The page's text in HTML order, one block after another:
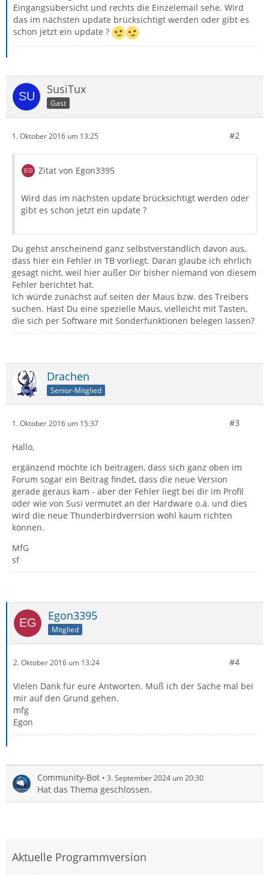
Eingangsübersicht und rechts die Einzelemail sehe. Wird
das im nächsten update brücksichtigt werden oder gibt es
schon jetzt ein update ?
SusiTux
Gast
1. Oktober 2016 um 13:25 #2
Zitat von Egon3395
Wird das im nächsten update brücksichtigt werden oder
gibt es schon jetzt ein update ?
Du gehst anscheinend ganz selbstverständlich davon aus,
dass hier ein Fehler in TB vorliegt. Daran glaube ich ehrlich
gesagt nicht, weil hier außer Dir bisher niemand von diesem
Fehler berichtet hat.
Ich würde zunächst auf seiten der Maus bzw. des Treibers
suchen. Hast Du eine spezielle Maus, vielleicht mit Tasten,
die sich per Software mit Sonderfunktionen belegen lassen?
Drachen
Senior-Mitglied
1. Oktober 2016 um 15:37 #3
Hallo,
ergänzend möchte ich beitragen, dass sich ganz oben im
Forum sogar ein Beitrag findet, dass die neue Version
gerade geraus kam - aber der Fehler liegt bei dir im Profil
oder wie von Susi vermutet an der Hardware o.ä. und dies
wird die neue Thunderbirdverrsion wohl kaum richten
können.
MfG
sf
Egon3395
Mitglied
2. Oktober 2016 um 13:24 #4
Vielen Dank für eure Antworten. Muß ich der Sache mal bei
mir auf den Grund gehen.
mfg
Egon
Community-Bot 3. September 2024 um 20:30
Hat das Thema geschlossen.
Aktuelle Programmversion